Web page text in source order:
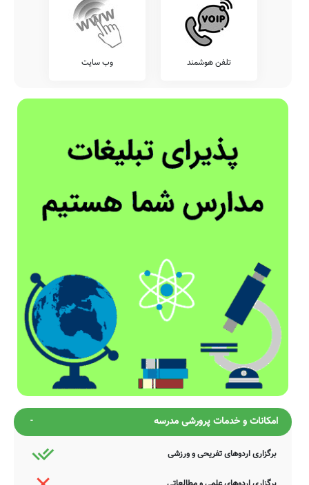
تلفن هوشمند وب سایت
امکانات و خدمات پرورشی مدرسه
برگزاری اردوهای تفریحی و ورزشی